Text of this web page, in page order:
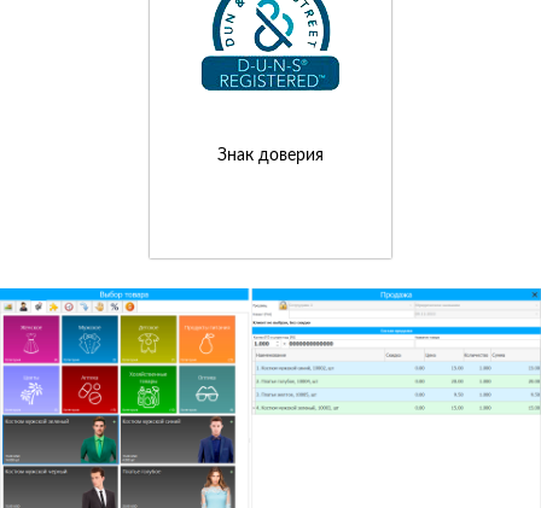
Знак доверия